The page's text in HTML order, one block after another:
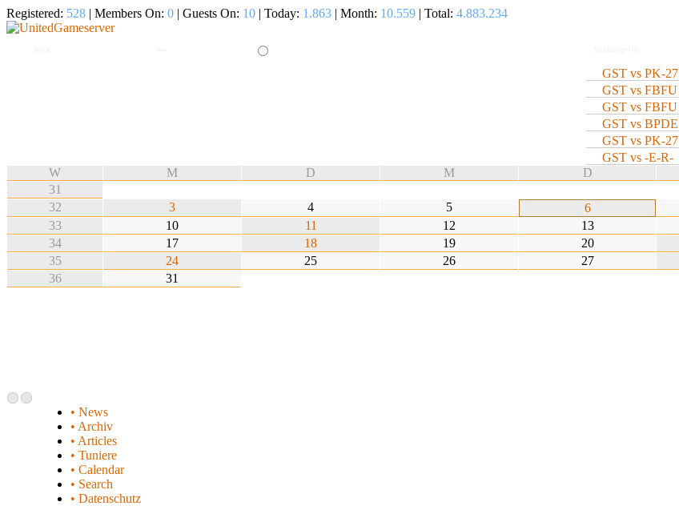
Registered: 528 | Members On: 0 | Guests On: 10 | Today: 1.863 | Month: 10.559 | Total: 4.883.234
GST vs PK-27
GST vs FBFU
GST vs FBFU
GST vs BPDE
GST vs PK-27
GST vs -E-R-
W
M D M D
31
32
3 4 5 6
33
10 11 12 13
34
17 18 19 20
35
24 25 26 27
36
31
• News
• Archiv
• Articles
• Tuniere
• Calendar
• Search
• Datenschutz